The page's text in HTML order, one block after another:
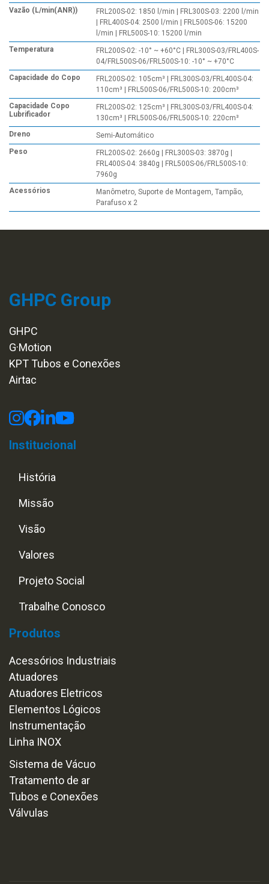
Vazão (L/min(ANR))
FRL200S-02: 1850 l/min | FRL300S-03: 2200 l/min
| FRL400S-04: 2500 l/min | FRL500S-06: 15200
l/min | FRL500S-10: 15200 l/min
Temperatura
FRL200S-02: -10° ~ +60°C | FRL300S-03/FRL400S-
04/FRL500S-06/FRL500S-10: -10° ~ +70°C
Capacidade do Copo
FRL200S-02: 105cm³ | FRL300S-03/FRL400S-04:
110cm³ | FRL500S-06/FRL500S-10: 200cm³
Capacidade Copo
Lubrificador
FRL200S-02: 125cm³ | FRL300S-03/FRL400S-04:
130cm³ | FRL500S-06/FRL500S-10: 220cm³
Dreno
Semi-Automático
Peso
FRL200S-02: 2660g | FRL300S-03: 3870g |
FRL400S-04: 3840g | FRL500S-06/FRL500S-10:
7960g
Acessórios
Manômetro, Suporte de Montagem, Tampão,
Parafuso x 2
GHPC Group
GHPC
G·Motion
KPT Tubos e Conexões
Airtac
Institucional
História
Missão
Visão
Valores
Projeto Social
Trabalhe Conosco
Produtos
Acessórios Industriais
Atuadores
Atuadores Eletricos
Elementos Lógicos
Instrumentação
Linha INOX
Sistema de Vácuo
Tratamento de ar
Tubos e Conexões
Válvulas